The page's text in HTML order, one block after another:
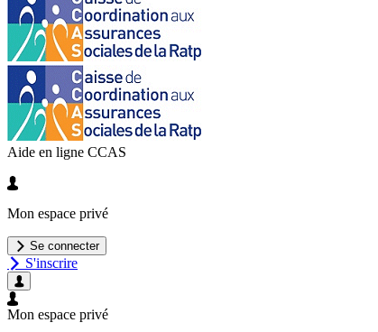
Aide en ligne CCAS
Mon espace privé
Se connecter
S'inscrire
Mon espace privé